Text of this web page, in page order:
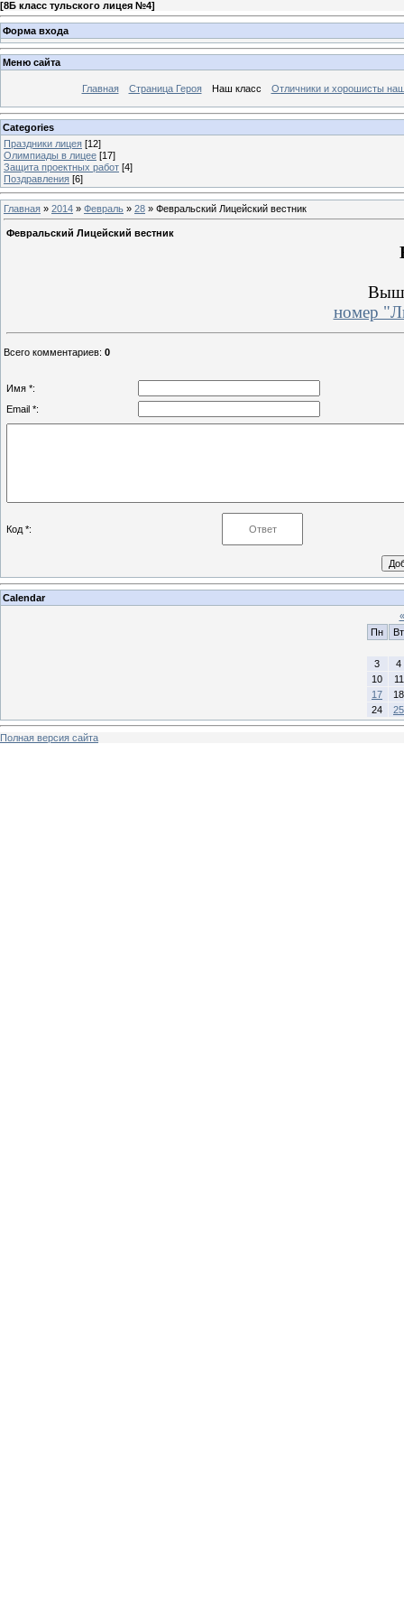
[8Б класс тульского лицея №4]
Форма входа
Меню сайта
Главная Страница Героя Наш класс Отличники и хорошисты
Categories
Праздники лицея [12]
Олимпиады в лицее [17]
Защита проектных работ [4]
Поздравления [6]
Главная » 2014 » Февраль » 28 » Февральский Лицейский вестник
Февральский Лицейский вестник
номер
Всего комментариев: 0
Имя *:
Email *:
Код *:
Calendar
«
Пн
Вт
3
4
10
11
17
18
24
25
Полная версия сайта